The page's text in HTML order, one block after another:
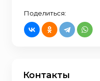
Поделиться:
Контакты